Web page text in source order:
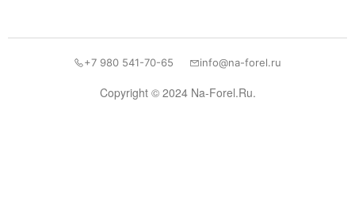
Copyright © 2024 Na-Forel.Ru.
+7 980 541-70-65 info@na-forel.ru